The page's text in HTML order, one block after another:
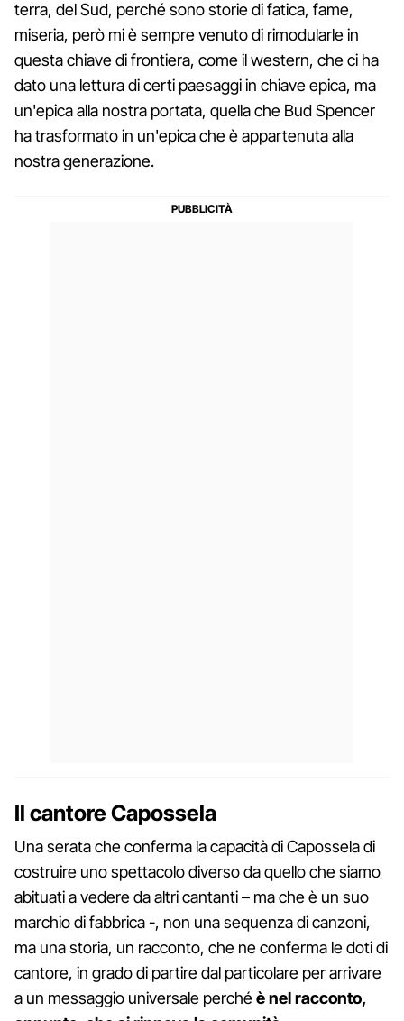
terra, del Sud, perché sono storie di fatica, fame,
miseria, però mi è sempre venuto di rimodularle in
questa chiave di frontiera, come il western, che ci ha
dato una lettura di certi paesaggi in chiave epica, ma
un'epica alla nostra portata, quella che Bud Spencer
ha trasformato in un'epica che è appartenuta alla
nostra generazione.
Il cantore Capossela
Una serata che conferma la capacità di Capossela di
costruire uno spettacolo diverso da quello che siamo
abituati a vedere da altri cantanti – ma che è un suo
marchio di fabbrica -, non una sequenza di canzoni,
ma una storia, un racconto, che ne conferma le doti di
cantore, in grado di partire dal particolare per arrivare
a un messaggio universale perchéè nel racconto,